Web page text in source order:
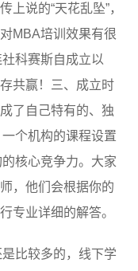
上说的“天花乱坠”，
MBA培训效果有很
科赛斯自成立以
共赢！三、成立时
了自己特有的、独
个机构的课程设置
核心竞争力。大家
，他们会根据你的
专业详细的解答。
比较多的，线下学